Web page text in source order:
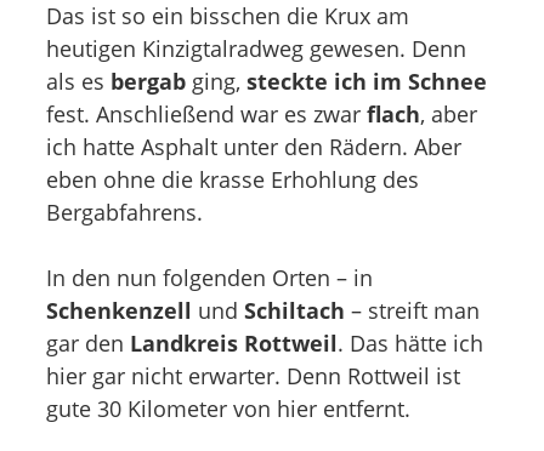
Das ist so ein bisschen die Krux am
heutigen Kinzigtalradweg gewesen. Denn
als es bergab ging, steckte ich im Schnee
fest. Anschließend war es zwar flach, aber
ich hatte Asphalt unter den Rädern. Aber
eben ohne die krasse Erhohlung des
Bergabfahrens.
In den nun folgenden Orten – in
Schenkenzell und Schiltach – streift man
gar den Landkreis Rottweil. Das hätte ich
hier gar nicht erwarter. Denn Rottweil ist
gute 30 Kilometer von hier entfernt.